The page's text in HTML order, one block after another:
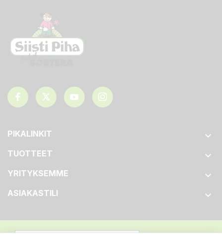
PIKALINKIT 
TUOTTEET 
YRITYKSEMME 
ASIAKASTILI 